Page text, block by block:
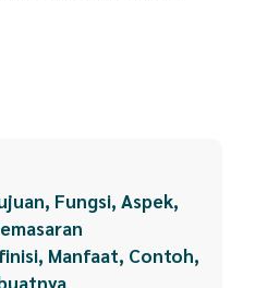
Fungsi, Aspek,
Manfaat, Contoh,